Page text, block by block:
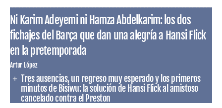
Ni Karim Adeyemi ni Hamza Abdelkarim: los dos
fichajes del Barça que dan una alegría a Hansi Flick
en la pretemporada
Artur López
Tres ausencias, un regreso muy esperado y los primeros
minutos de Bisiwu: la solución de Hansi Flick al amistoso
cancelado contra el Preston